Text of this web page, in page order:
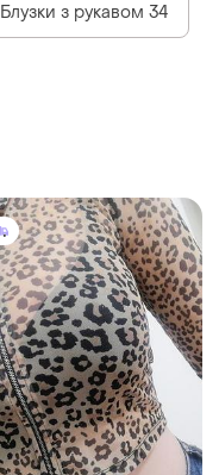
Блузки з рукавом 34